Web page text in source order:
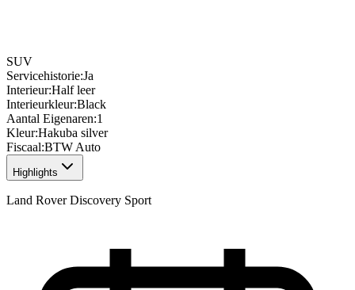
SUV
Servicehistorie:Ja
Interieur:Half leer
Interieurkleur:Black
Aantal Eigenaren:1
Kleur:Hakuba silver
Fiscaal:BTW Auto
Highlights
Land Rover Discovery Sport